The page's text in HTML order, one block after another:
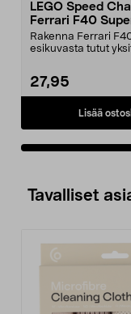
LEGO Speed
Ferrari F40
76934, yli 9-
Rakenna Ferrari
esikuvasta tutut
27,95
Lisää
Tavalliset